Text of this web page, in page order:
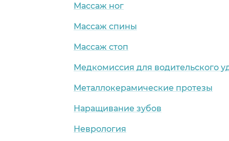
Массаж ног
Массаж спины
Массаж стоп
Медкомиссия для водительского
Металлокерамические протезы
Наращивание зубов
Неврология